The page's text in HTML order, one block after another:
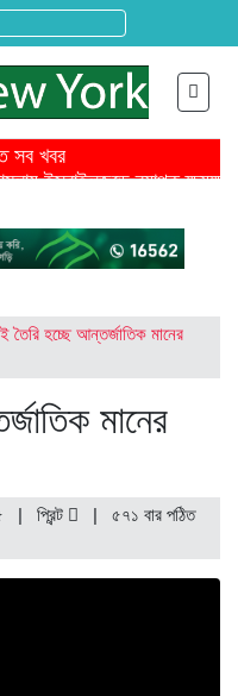
সব খবর
ইসরাইলজুড়ে ব্যাপক
বিএনপির ওয়াকআউট
ড্রোনকে মিসাইল ভেবে গুজব
বিমান দুর্ঘটনার আগে?
সংগঠন ছাত্রলীগ কর্মীর
তৈরি হচ্ছে আন্তর্জাতিক মানের
মানের
| প্রিন্ট | ৫৭১ বার পঠিত